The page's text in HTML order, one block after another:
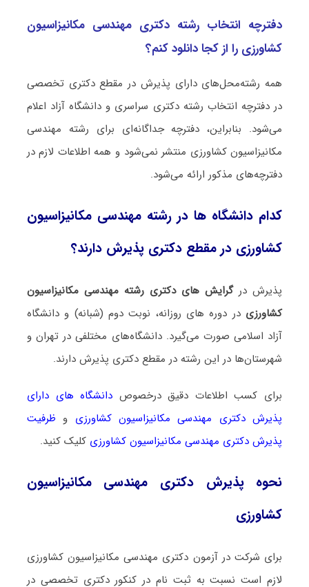
دفترچه انتخاب رشته دکتری مهندسی مکانیزاسیون
کشاورزی را از کجا دانلود کنم؟
همه رشته‌محل‌های دارای پذیرش در مقطع دکتری تخصصی
در دفترچه انتخاب رشته دکتری سراسری و دانشگاه آزاد اعلام
می‌شود. بنابراین، دفترچه جداگانه‌ای برای رشته مهندسی
مکانیزاسیون کشاورزی منتشر نمی‌شود و همه اطلاعات لازم در
دفترچه‌های مذکور ارائه می‌شود.
کدام دانشگاه ها در رشته مهندسی مکانیزاسیون
کشاورزی در مقطع دکتری پذیرش دارند؟
پذیرش درگرایش های دکتری رشته مهندسی مکانیزاسیون
کشاورزی در دوره های روزانه، نوبت دوم (شبانه) و دانشگاه
آزاد اسلامی صورت می‌گیرد. دانشگاه‌های مختلفی در تهران و
شهرستان‌ها در این رشته در مقطع دکتری پذیرش دارند.
برای کسب اطلاعات دقیق درخصوص دانشگاه های دارای
پذیرش دکتری مهندسی مکانیزاسیون کشاورزی و ظرفیت
پذیرش دکتری مهندسی مکانیزاسیون کشاورزی کلیک کنید.
نحوه پذیرش دکتری مهندسی مکانیزاسیون
کشاورزی
برای شرکت در آزمون دکتری مهندسی مکانیزاسیون کشاورزی
لازم است نسبت به ثبت نام در کنکور دکتری تخصصی در